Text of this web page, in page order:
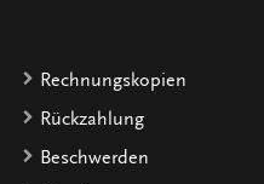
Rechnungskopien
Rückzahlung
Beschwerden